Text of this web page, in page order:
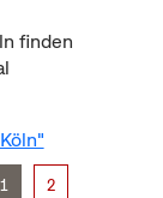
finden
1 2